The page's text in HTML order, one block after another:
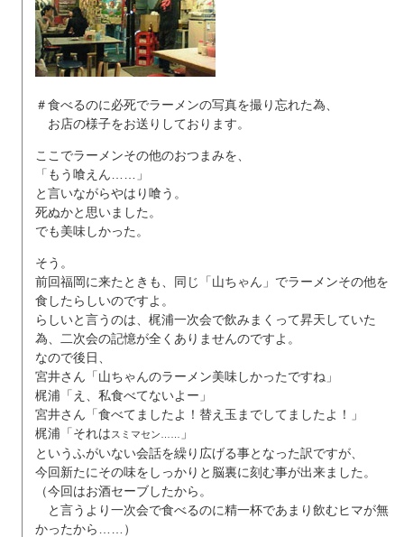
＃食べるのに必死でラーメンの写真を撮り忘れた為、
お店の様子をお送りしております。
ここでラーメンその他のおつまみを、
「もう喰えん……」
と言いながらやはり喰う。
死ぬかと思いました。
でも美味しかった。
そう。
前回福岡に来たときも、同じ「山ちゃん」でラーメンその他を
食したらしいのですよ。
らしいと言うのは、梶浦一次会で飲みまくって昇天していた
為、二次会の記憶が全くありませんのですよ。
なので後日、
宮井さん「山ちゃんのラーメン美味しかったですね」
梶浦「え、私食べてないよー」
宮井さん「食べてましたよ！替え玉までしてましたよ！」
梶浦「それはスミマセン……
」
というふがいない会話を繰り広げる事となった訳ですが、
今回新たにその味をしっかりと脳裏に刻む事が出来ました。
（今回はお酒セーブしたから。
と言うより一次会で食べるのに精一杯であまり飲むヒマが無
かったから……）